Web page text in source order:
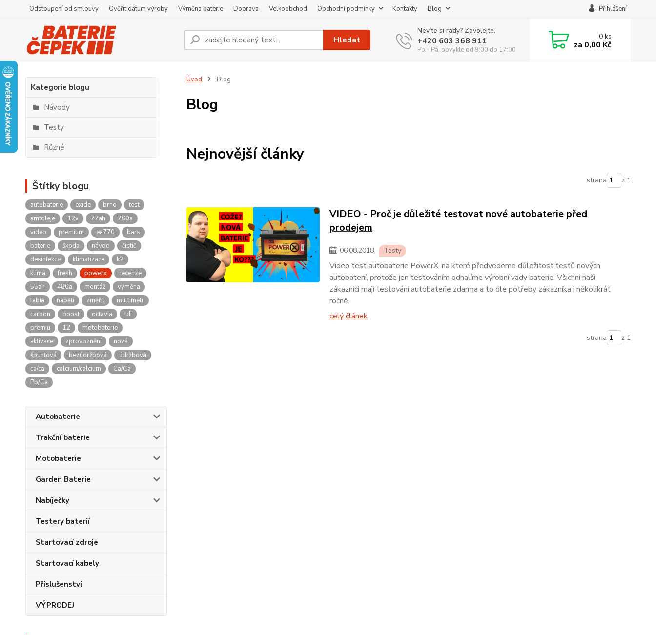
Odstoupení od smlouvy Ověřit datum výroby Výměna baterie Doprava Velkoobchod Obchodní podmínky Kontakty Blog Přihlášení
Hledat
Nevíte si rady? Zavolejte.
+420 603 368 911
Po - Pá, obvykle od 9:00 do 17:00
0ks
za 0,00 Kč
Kategorie blogu
Návody
Testy
Různé
Štítky blogu
autobaterie exide brno
test
amtoleje
12v 77ah
760a
video
premium ea770
bars
baterie
škoda návod
čistič
desinfekce
klimatizace
k2
klima
fresh powerx
recenze
55ah
480a montáž
výměna
fabia
napětí změřit
multimetr
carbon
boost octavia
tdi
premiu
12
motobaterie
aktivace
zprovoznění
nová
špuntová
bezúdržbová
údržbová
ca/ca
calcium/calcium
Ca/Ca
Pb/Ca
Autobaterie
Trakční baterie
Motobaterie
Garden Baterie
Nabíječky
Testery baterií
Startovací zdroje
Startovací kabely
Příslušenství
VÝPRODEJ
Úvod Blog
Blog
Nejnovější články
strana z 1
VIDEO - Proč je důležité testovat nové autobaterie před
prodejem
06.08.2018 Testy
Video test autobaterie PowerX, na které předvedeme důležitost testů nových
autobaterií, protože jen testováním odhalíme výrobní vady baterie. Všichni naši
zákazníci mají testování autobaterie zdarma a to dle potřeby zákazníka i několikrát
ročně.
celý článek
strana z 1